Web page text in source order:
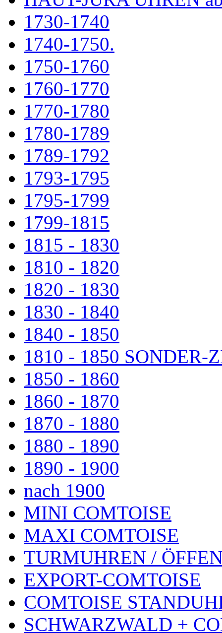
1730-1740
1740-1750.
1750-1760
1760-1770
1770-1780
1780-1789
1789-1792
1793-1795
1795-1799
1799-1815
1815 - 1830
1810 - 1820
1820 - 1830
1830 - 1840
1840 - 1850
1810 - 1850 SONDER-
1850 - 1860
1860 - 1870
1870 - 1880
1880 - 1890
1890 - 1900
nach 1900
MINI COMTOISE
MAXI COMTOISE
TURMUHREN /
EXPORT-COMTOISE
COMTOISE
SCHWARZWALD +